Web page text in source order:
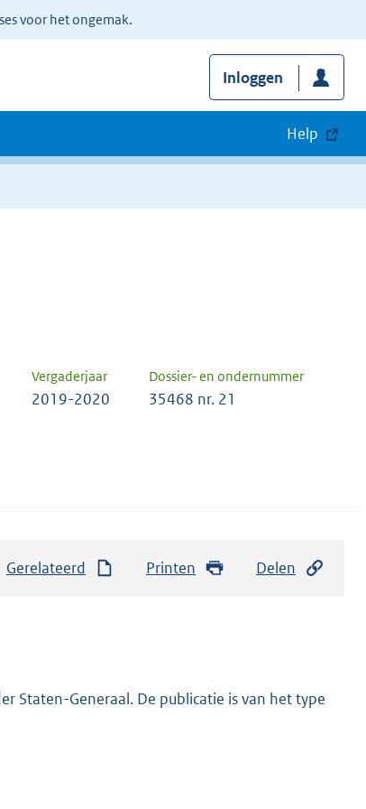
voor het ongemak.
Inloggen
Help
Vergaderjaar Dossier- en ondernummer
2019-2020 35468 nr. 21
Gerelateerd Printen Delen
Staten-Generaal. De publicatie is van het type